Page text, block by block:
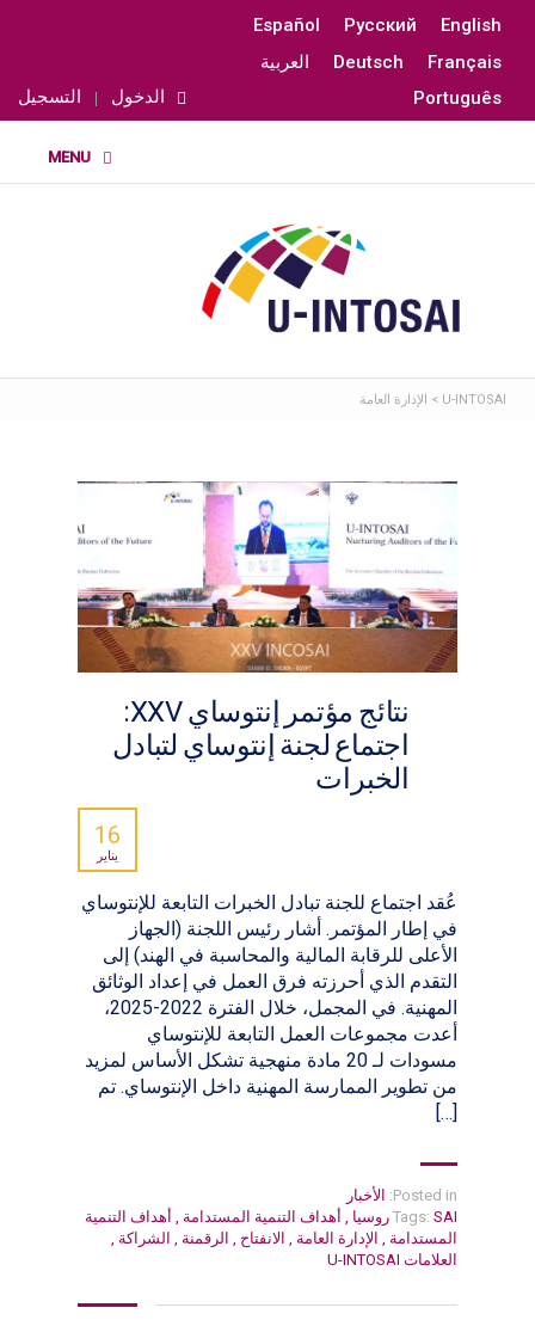
English
Русский
Español
Français
Deutsch
العربية
Português
الدخول التسجيل
U-INTOSAI
> الإدارة العامة
نتائج مؤتمر إنتوساي XXV:
اجتماع لجنة إنتوساي لتبادل
الخبرات
16
يناير
عُقد اجتماع للجنة تبادل الخبرات التابعة للإنتوساي
في إطار المؤتمر. أشار رئيس اللجنة (الجهاز
الأعلى للرقابة المالية والمحاسبة في الهند) إلى
التقدم الذي أحرزته فرق العمل في إعداد الوثائق
المهنية. في المجمل، خلال الفترة 2022-2025،
أعدت مجموعات العمل التابعة للإنتوساي
مسودات لـ 20 مادة منهجية تشكل الأساس لمزيد
من تطوير الممارسة المهنية داخل الإنتوساي. تم
[…]
Posted in: الأخبار
Tags: SAI روسيا أهداف التنمية المستدامة
أهداف التنمية
المستدامة
الإدارة العامة الانفتاح الرقمنة الشراكة
العلامات U-INTOSAI